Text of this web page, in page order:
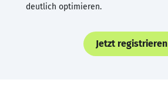
deutlich optimieren.
Jetzt registrieren